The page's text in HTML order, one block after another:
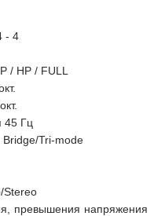
- 4
/ HP / FULL
45 Гц
Tri-mode
Stereo
превышения напряжения